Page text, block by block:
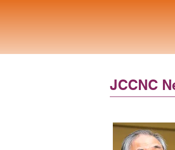
JCCNC